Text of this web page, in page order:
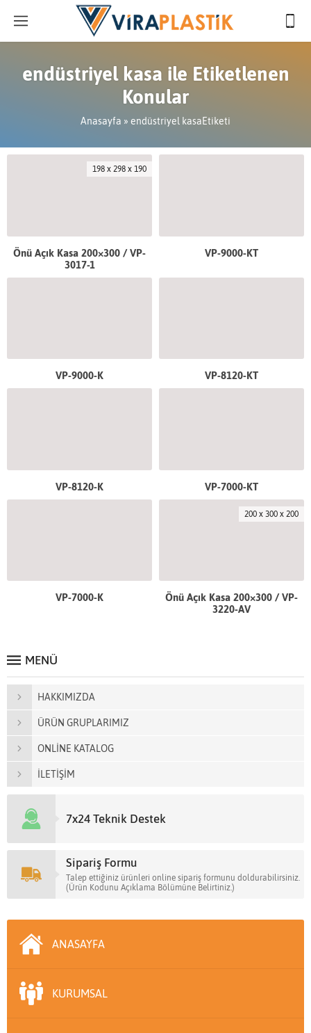
endüstriyel kasa ile Etiketlenen
Konular
Anasayfa » endüstriyel kasaEtiketi
198 x 298 x 190
Önü Açık Kasa 200×300 / VP-
3017-1
VP-9000-KT
VP-9000-K VP-8120-KT
VP-8120-K VP-7000-KT
VP-7000-K
200 x 300 x 200
Önü Açık Kasa 200×300 / VP-
3220-AV
MENÜ
HAKKIMIZDA
ÜRÜN GRUPLARIMIZ
ONLİNE KATALOG
İLETİŞİM
7x24 Teknik Destek
Sipariş Formu
Talep ettiğiniz ürünleri online sipariş formunu doldurabilirsiniz.
(Ürün Kodunu Açıklama Bölümüne Belirtiniz.)
ANASAYFA
KURUMSAL